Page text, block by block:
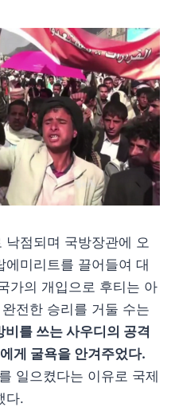
점되며 국방장관에 오
미리트를 끌어들여 대
가의 개입으로 후티는 아
전한 승리를 거둘 수는
비를 쓰는 사우디의 공격
게 굴욕을 안겨주었다.
일으켰다는 이유로 국제
다.